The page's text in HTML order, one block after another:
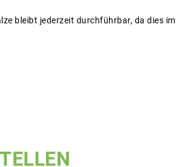
bleibt jederzeit durchführbar, da dies im